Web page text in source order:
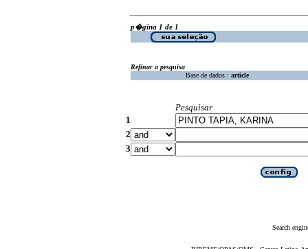
p�gina 1 de 1
Refinar a pesquisa
Base de dados : article
Pesquisar
1
2
3
Search